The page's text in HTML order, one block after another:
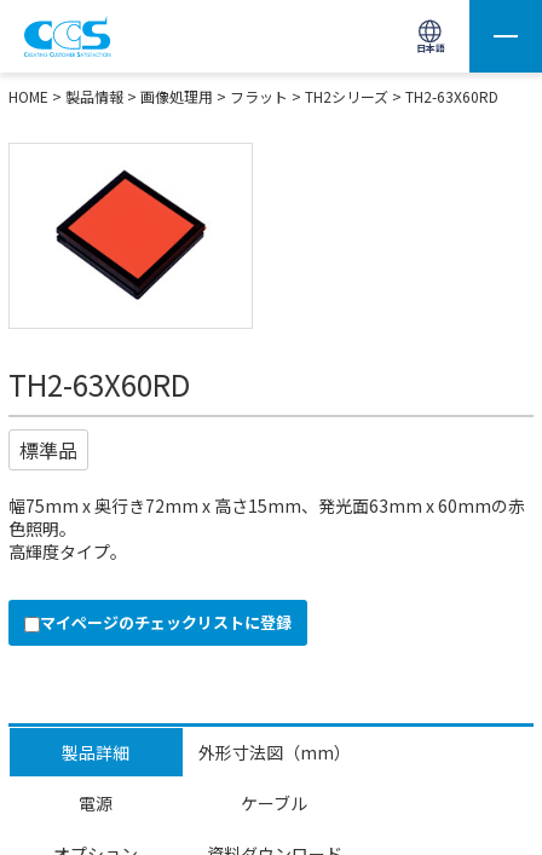
日本語
画像処理用の製品検索 サイト内検索(Enterで実行)
HOME > 製品情報 > 画像処理用 > フラット > TH2シリーズ > TH2-63X60RD
TH2-63X60RD
標準品
幅75mm x 奥行き72mm x 高さ15mm、発光面63mm x 60mmの赤
色照明。
高輝度タイプ。
マイページのチェックリストに登録
製品詳細 外形寸法図（mm）
電源 ケーブル